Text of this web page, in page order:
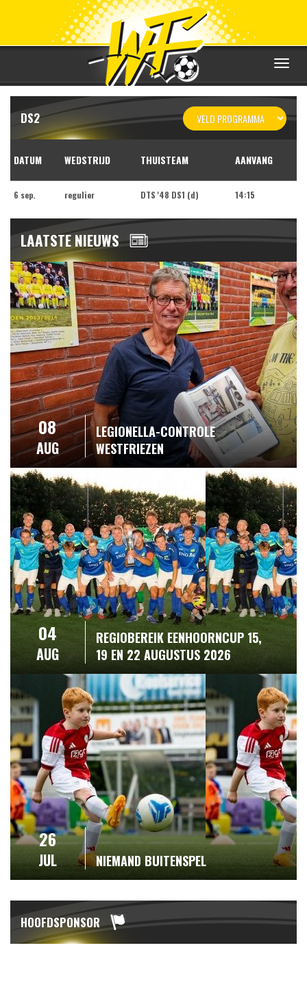
Toggle
DS2
DATUM WEDSTRIJD THUISTEAM AANVANG
6 sep. regulier DTS '48 DS1 (d) 14:15
LAATSTE NIEUWS
08
AUG
LEGIONELLA-CONTROLE
WESTFRIEZEN
04
AUG
REGIOBEREIK EENHOORNCUP 15,
19 EN 22 AUGUSTUS 2026
26
JUL NIEMAND BUITENSPEL
HOOFDSPONSOR